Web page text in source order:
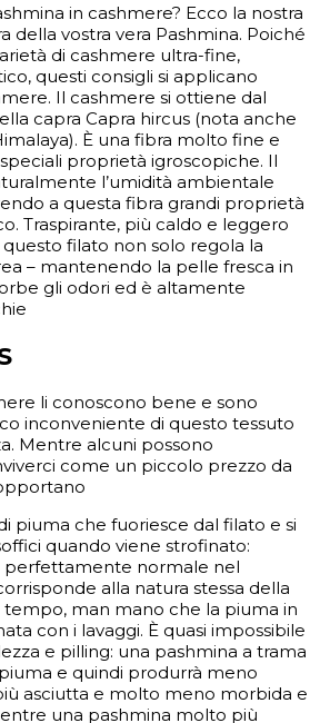
in cashmere? Ecco la nostra
della vostra vera Pashmina. Poiché
di cashmere ultra-fine,
questi consigli si applicano
Il cashmere si ottiene dal
capra Capra hircus (nota anche
È una fibra molto fine e
proprietà igroscopiche. Il
l’umidità ambientale
a questa fibra grandi proprietà
Traspirante, più caldo e leggero
filato non solo regola la
– mantenendo la pelle fresca in
gli odori ed è altamente
li conoscono bene e sono
inconveniente di questo tessuto
Mentre alcuni possono
come un piccolo prezzo da
piuma che fuoriesce dal filato e si
quando viene strofinato:
normale nel
alla natura stessa della
tempo, man mano che la piuma in
con i lavaggi. È quasi impossibile
e pilling: una pashmina a trama
e quindi produrrà meno
asciutta e molto meno morbida e
una pashmina molto più